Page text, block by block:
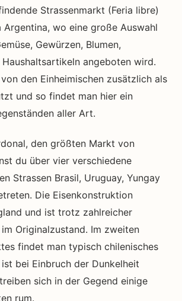
Strassenmarkt (Feria libre)
Argentina, wo eine große Auswahl
Gewürzen, Blumen,
angeboten wird.
den Einheimischen zusätzlich als
und so findet man hier ein
aller Art.
den größten Markt von
du über vier verschiedene
Strassen Brasil, Uruguay, Yungay
Die Eisenkonstruktion
und ist trotz zahlreicher
Originalzustand. Im zweiten
findet man typisch chilenisches
bei Einbruch der Dunkelheit
sich in der Gegend einige
rum.